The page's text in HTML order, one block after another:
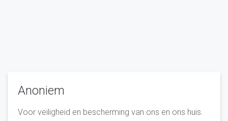
Anoniem
Voor veiligheid en bescherming van ons en ons huis.